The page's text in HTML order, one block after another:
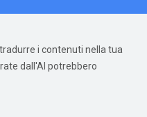
i contenuti nella tua
dall'AI potrebbero